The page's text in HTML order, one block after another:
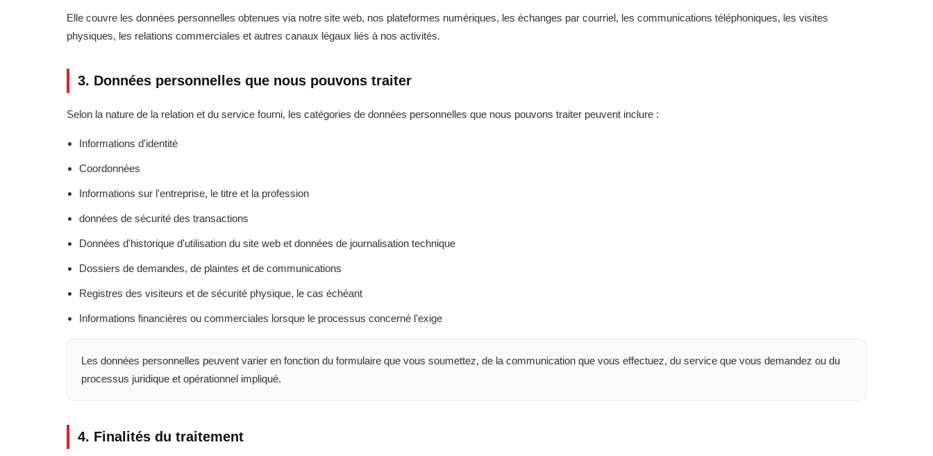
Elle couvre les données personnelles obtenues via notre site web, nos plateformes numériques, les échanges par courriel, les communications téléphoniques, les visites
physiques, les relations commerciales et autres canaux légaux liés à nos activités.
3. Données personnelles que nous pouvons traiter
Selon la nature de la relation et du service fourni, les catégories de données personnelles que nous pouvons traiter peuvent inclure :
Informations d'identité
Coordonnées
Informations sur l'entreprise, le titre et la profession
données de sécurité des transactions
Données d'historique d'utilisation du site web et données de journalisation technique
Dossiers de demandes, de plaintes et de communications
Registres des visiteurs et de sécurité physique, le cas échéant
Informations financières ou commerciales lorsque le processus concerné l'exige
Les données personnelles peuvent varier en fonction du formulaire que vous soumettez, de la communication que vous effectuez, du service que vous demandez ou du
processus juridique et opérationnel impliqué.
4. Finalités du traitement